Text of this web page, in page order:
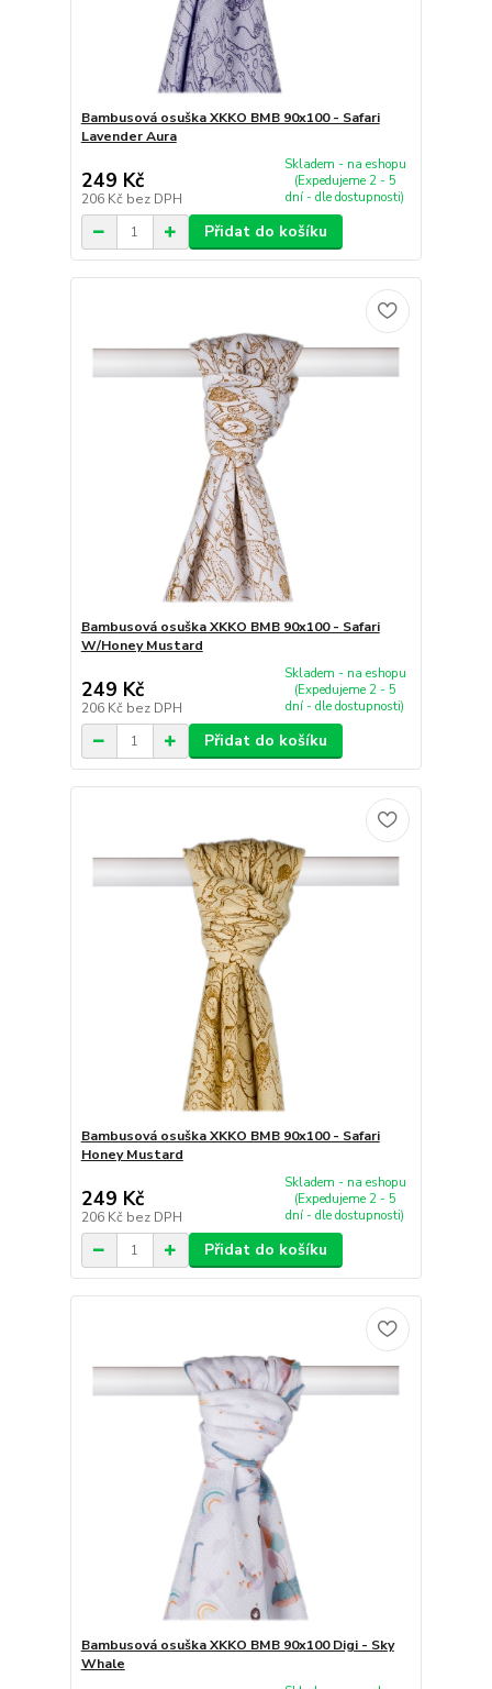
Bambusová osuška XKKO BMB 90x100 - Safari
Lavender Aura
249 Kč
206 Kč bez DPH
Skladem - na eshopu
(Expedujeme 2 - 5
dní - dle dostupnosti)
Přidat do košíku
Bambusová osuška XKKO BMB 90x100 - Safari
W/Honey Mustard
249 Kč
206 Kč bez DPH
Skladem - na eshopu
(Expedujeme 2 - 5
dní - dle dostupnosti)
Přidat do košíku
Bambusová osuška XKKO BMB 90x100 - Safari
Honey Mustard
249 Kč
206 Kč bez DPH
Skladem - na eshopu
(Expedujeme 2 - 5
dní - dle dostupnosti)
Přidat do košíku
Bambusová osuška XKKO BMB 90x100 Digi - Sky
Whale